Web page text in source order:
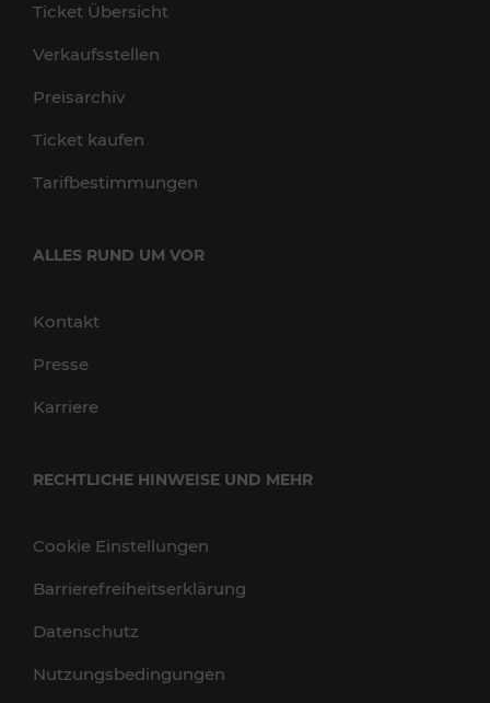
Ticket Übersicht
Verkaufsstellen
Preisarchiv
Ticket kaufen
Tarifbestimmungen
ALLES RUND UM VOR
Kontakt
Presse
Karriere
RECHTLICHE HINWEISE UND MEHR
Cookie Einstellungen
Barrierefreiheitserklärung
Datenschutz
Nutzungsbedingungen